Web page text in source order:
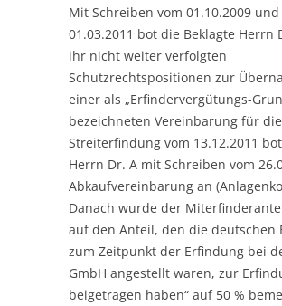
Mit Schreiben vom 01.10.2009 und
01.03.2011 bot die Beklagte Herrn
ihr nicht weiter verfolgten
Schutzrechtspositionen zur
einer als „Erfindervergütungs-
bezeichneten Vereinbarung für die
Streiterfindung vom 13.12.2011
Herrn Dr. A mit Schreiben vom
Abkaufvereinbarung an
Danach wurde der
auf den Anteil, den die deutschen
zum Zeitpunkt der Erfindung bei
GmbH angestellt waren, zur
beigetragen haben“ auf 50 %